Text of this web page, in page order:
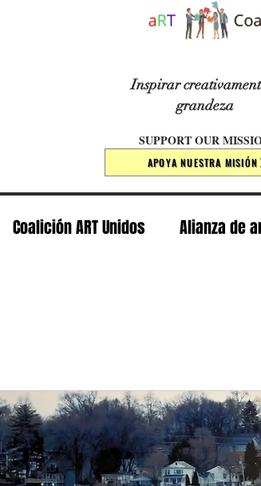
​​​Inspirar
grandeza
SUPPORT OUR
APOYA NUESTRA MISIÓN
Coalición ART Unidos Alianza de